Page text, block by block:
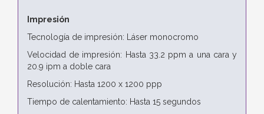
Impresión
Tecnología de impresión: Láser monocromo
Velocidad de impresión: Hasta 33.2 ppm a una cara y
20.9 ipm a doble cara
Resolución: Hasta 1200 x 1200 ppp
Tiempo de calentamiento: Hasta 15 segundos